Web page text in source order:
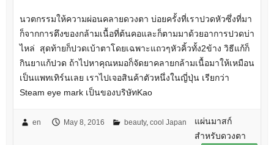
นวตกรรมให้ความผ่อนคลายดวงตา บ่อยครั้งที่เราปวดหัวซึ่งที่มา
ก็จากการตึงของกล้ามเนื้อที่ต้นคอและก็ตามมาด้วยอาการปวดบ่า
ไหล่ สุดท้ายก็ปวดเบ้าตาโดยเฉพาะแถวๆหัวคิ้วทั้ง2ข้าง วิธีแก้ก็
กินยาแก้ปวด ถ้าไปหาคุณหมอก็จัดยาคลายกล้ามเนื้อมาให้เหมือน
เป็นแพทเทิร์นเลย เราไปเจอสินค้าตัวหนึ่งในญี่ปุ่น เรียกว่า
Steam eye mark เป็นของบริษัทKao
en May 8, 2016 beauty, cool Japan
แผ่นมาสก์
สำหรับดวงตา